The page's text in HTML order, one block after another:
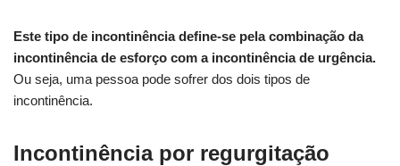
Este tipo de incontinência define-se pela combinação da
incontinência de esforço com a incontinência de urgência.
Ou seja, uma pessoa pode sofrer dos dois tipos de
incontinência.
Incontinência por regurgitação